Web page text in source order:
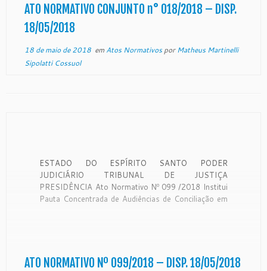
ATO NORMATIVO CONJUNTO n° 018/2018 – DISP.
18/05/2018
18 de maio de 2018em Atos NormativosporMatheus Martinelli
Sipolatti Cossuol
ESTADO DO ESPÍRITO SANTO PODER
JUDICIÁRIO TRIBUNAL DE JUSTIÇA
PRESIDÊNCIA Ato Normativo Nº 099 /2018 Institui
Pauta Concentrada de Audiências de Conciliação em
[…]
ATO NORMATIVO Nº 099/2018 – DISP. 18/05/2018